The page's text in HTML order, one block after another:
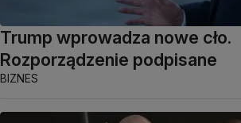
Trump wprowadza nowe cło.
Rozporządzenie podpisane
BIZNES